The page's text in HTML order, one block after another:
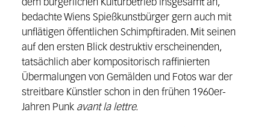
dem bürgerlichen Kulturbetrieb insgesamt an,
bedachte Wiens Spießkunstbürger gern auch mit
unflätigen öffentlichen Schimpftiraden. Mit seinen
auf den ersten Blick destruktiv erscheinenden,
tatsächlich aber kompositorisch raffinierten
Übermalungen von Gemälden und Fotos war der
streitbare Künstler schon in den frühen 1960er-
Jahren Punk avant la lettre.